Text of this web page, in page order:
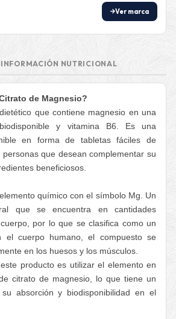
Ver marca
INFORMACIÓN NUTRICIONAL
de Magnesio?
que contiene magnesio en una
y vitamina B6. Es una
en forma de tabletas fáciles de
que desean complementar su
beneficiosos.
químico con el símbolo Mg. Un
que se encuentra en cantidades
por lo que se clasifica como un
el cuerpo humano, el compuesto se
en los huesos y los músculos.
producto es utilizar el elemento en
citrato de magnesio, lo que tiene un
absorción y biodisponibilidad en el